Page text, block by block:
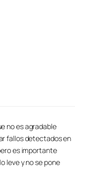
no es agradable
fallos detectados en
es importante
leve y no se pone